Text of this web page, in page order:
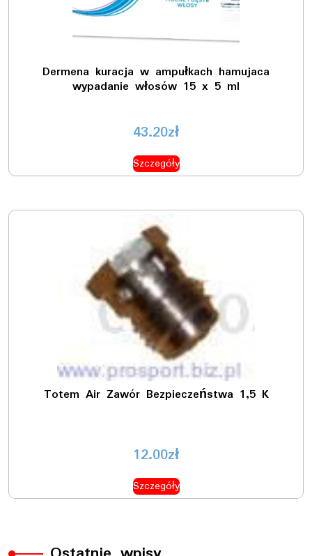
Dermena kuracja w ampułkach hamujaca
wypadanie włosów 15 x 5 ml
43.20zł
Szczegóły
Totem Air Zawór Bezpieczeństwa 1,5 K
12.00zł
Szczegóły